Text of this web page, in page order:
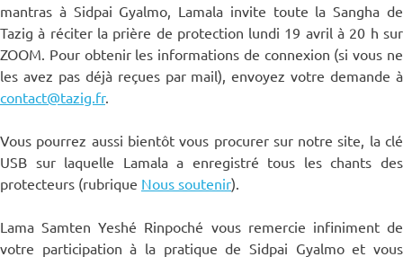
mantras à Sidpai Gyalmo, Lamala invite toute la Sangha de
Tazig à réciter la prière de protection lundi 19 avril à 20 h sur
ZOOM. Pour obtenir les informations de connexion (si vous ne
les avez pas déjà reçues par mail), envoyez votre demande à
contact@tazig.fr.
Vous pourrez aussi bientôt vous procurer sur notre site, la clé
USB sur laquelle Lamala a enregistré tous les chants des
protecteurs (rubrique Nous soutenir).
Lama Samten Yeshé Rinpoché vous remercie infiniment de
votre participation à la pratique de Sidpai Gyalmo et vous